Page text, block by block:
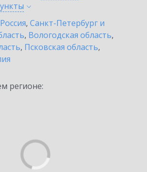
Россия, Санкт-Петербург и
, Вологодская область,
, Псковская область,
регионе: